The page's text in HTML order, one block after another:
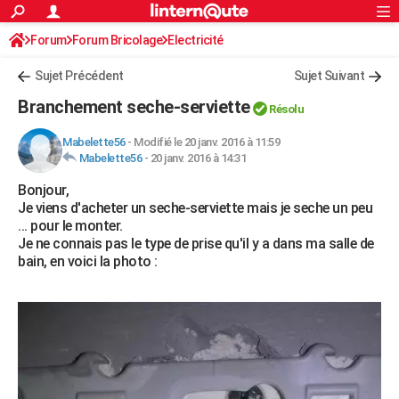
ACTUALITÉS
Politique
Société
Faits Divers
Education
Monde
Villes
+
FINANCE
Retraite
Impôts
Epargne
Immobilier
Risques naturels par ville
Banque
Assurance
Crédit
AUTO
Essais
Réserver un essai
Citadines
Berlines
SUV
Forum auto
+HIGH-TECH
Mobiles
Meilleur smartphone
Internet
Ordinateurs
Jeux vidéo
Guide high-tech
+BRICOLAGE
Forum
Aménagement intérieur
Extérieur
Cuisine
Salle de bains
Jardinage
Rangement
Alimentation
Guide de la santé
Médicaments
VOYAGE
S'inscrire
Connexion
Forum Forum Bricolage Electricité
Sujet Précédent Sujet Suivant
Branchement seche-serviette Résolu
Mabelette56- Modifié le 20 janv. 2016 à 11:59
Mabelette56- 20 janv. 2016 à 14:31
Bonjour,
Je viens d'acheter un seche-serviette mais je seche un peu
... pour le monter.
Je ne connais pas le type de prise qu'il y a dans ma salle de
bain, en voici la photo :